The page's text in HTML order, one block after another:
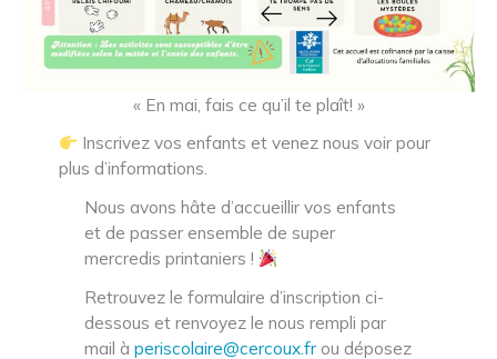
« En mai, fais ce qu’il te plaît! »
Inscrivez vos enfants et venez nous voir pour
plus d’informations.
Nous avons hâte d’accueillir vos enfants
et de passer ensemble de super
mercredis printaniers !
Retrouvez le formulaire d’inscription ci-
dessous et renvoyez le nous rempli par
mail à periscolaire@cercoux.fr ou déposez